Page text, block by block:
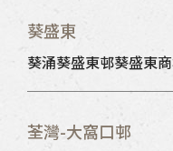
葵盛東
葵涌葵盛東邨葵盛東
荃灣-大窩口邨